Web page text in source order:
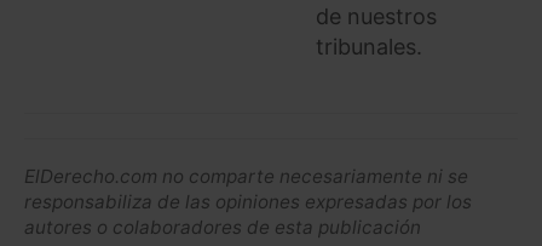
de nuestros
tribunales.
ElDerecho.com no comparte necesariamente ni se
responsabiliza de las opiniones expresadas por los
autores o colaboradores de esta publicación